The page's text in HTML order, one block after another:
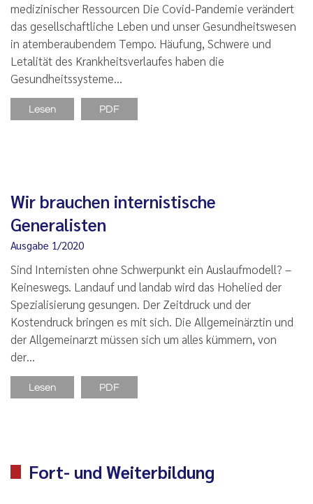
medizinischer Ressourcen Die Covid-Pandemie verändert
das gesellschaftliche Leben und unser Gesundheitswesen
in atemberaubendem Tempo. Häufung, Schwere und
Letalität des Krankheitsverlaufes haben die
Gesundheitssysteme…
Lesen PDF
Wir brauchen internistische
Generalisten
Ausgabe 1/2020
Sind Internisten ohne Schwerpunkt ein Auslaufmodell? –
Keineswegs. Landauf und landab wird das Hohelied der
Spezialisierung gesungen. Der Zeitdruck und der
Kostendruck bringen es mit sich. Die Allgemeinärztin und
der Allgemeinarzt müssen sich um alles kümmern, von
der…
Lesen PDF
Fort- und Weiterbildung